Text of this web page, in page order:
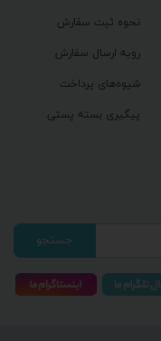
نحوه ثبت سفارش
رویه ارسال سفارش
شیوه‌های پرداخت
پیگیری بسته پستی
جستجو